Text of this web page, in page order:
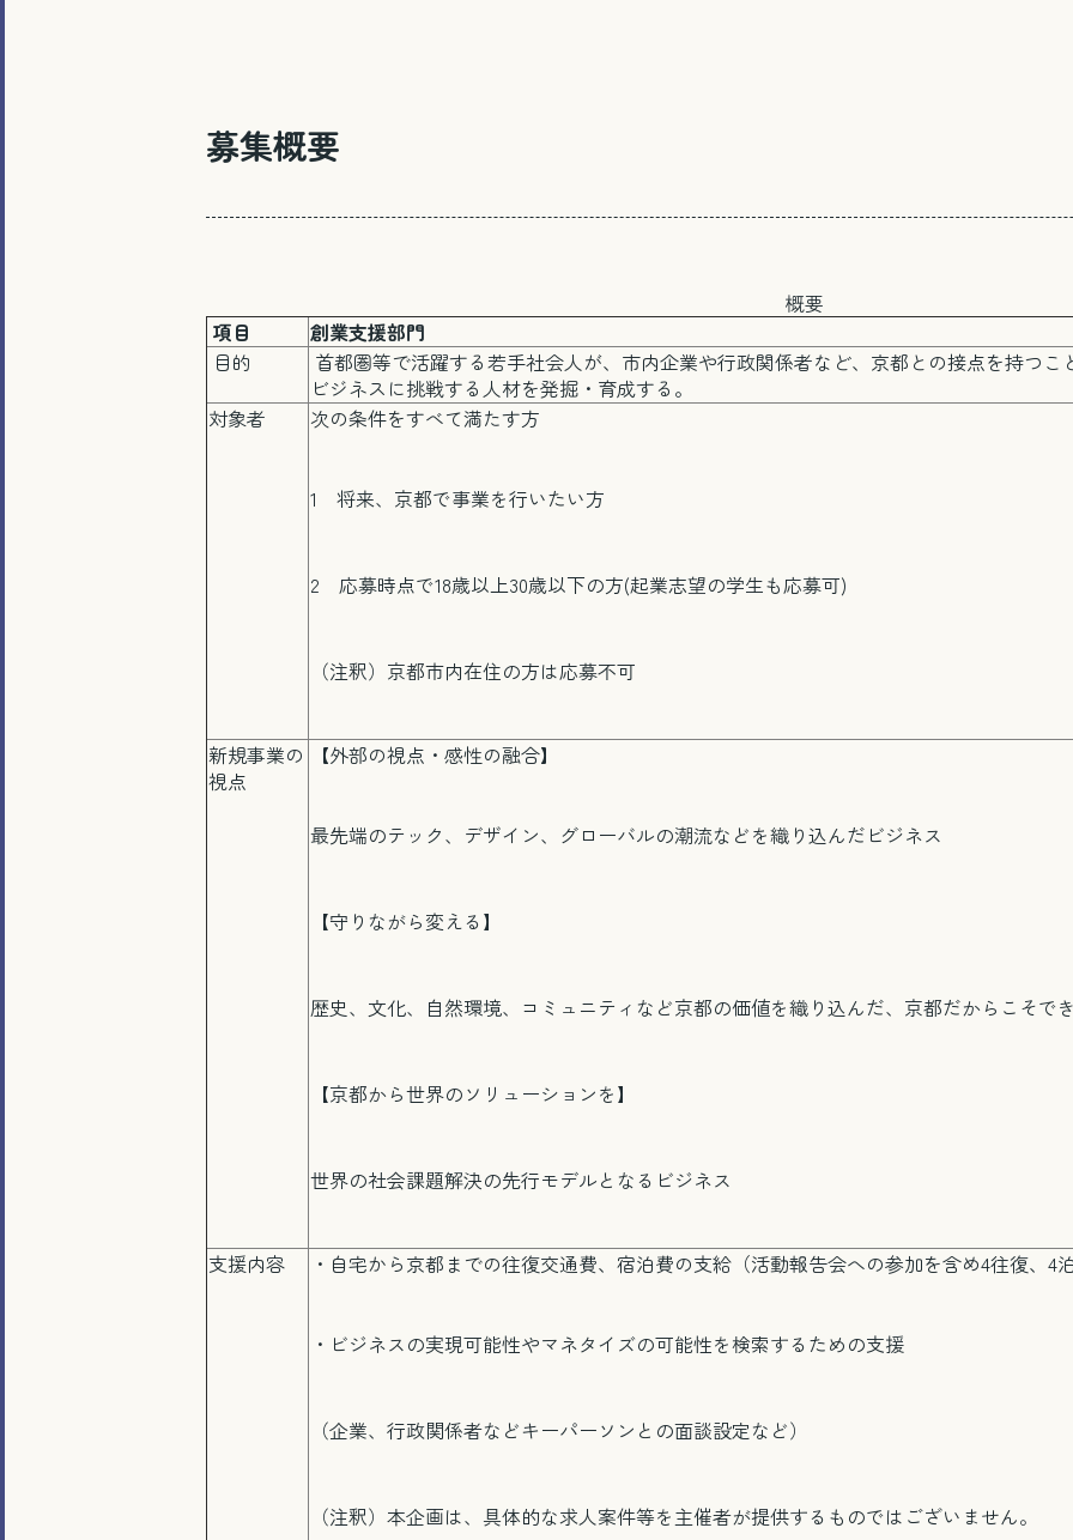
電話で相談する
とじる
募集概要
概要
項目
創業支援部門
目的
首都圏等で活躍する若手社会人が、市内企業や行政関係者など、京都との接点を持つ
ビジネスに挑戦する人材を発掘・育成する。
対象者
次の条件をすべて満たす方
1 将来、京都で事業を行いたい方
2 応募時点で18歳以上30歳以下の方(起業志望の学生も応募可)
（注釈）京都市内在住の方は応募不可
新規事業の
視点
【外部の視点・感性の融合】
最先端のテック、デザイン、グローバルの潮流などを織り込んだビジネス
【守りながら変える】
歴史、文化、自然環境、コミュニティなど京都の価値を織り込んだ、京都だからこそで
【京都から世界のソリューションを】
世界の社会課題解決の先行モデルとなるビジネス
支援内容 ・自宅から京都までの往復交通費、宿泊費の支給（活動報告会への参加を含め4往復、4
・ビジネスの実現可能性やマネタイズの可能性を検索するための支援
（企業、行政関係者などキーパーソンとの面談設定など）
（注釈）本企画は、具体的な求人案件等を主催者が提供するものではございません。